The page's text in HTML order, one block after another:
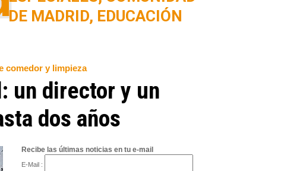
DE MADRID, EDUCACIÓN
comedor y limpieza
un director y un
dos años
Recibe las últimas noticias en tu e-mail
E-Mail :